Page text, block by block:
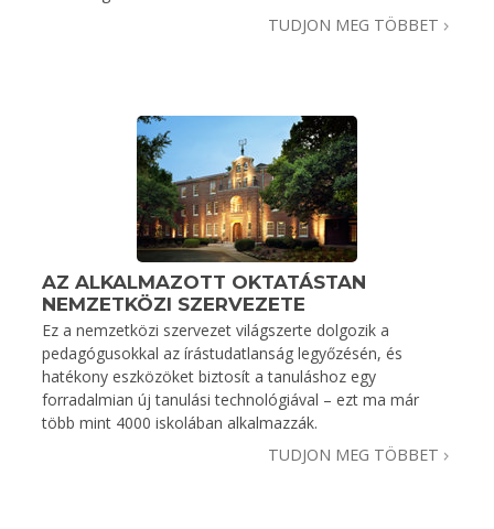
TUDJON MEG TÖBBET
AZ ALKALMAZOTT OKTATÁSTAN
NEMZETKÖZI SZERVEZETE
Ez a nemzetközi szervezet világszerte dolgozik a
pedagógusokkal az írástudatlanság legyőzésén, és
hatékony eszközöket biztosít a tanuláshoz egy
forradalmian új tanulási technológiával – ezt ma már
több mint 4000 iskolában alkalmazzák.
TUDJON MEG TÖBBET